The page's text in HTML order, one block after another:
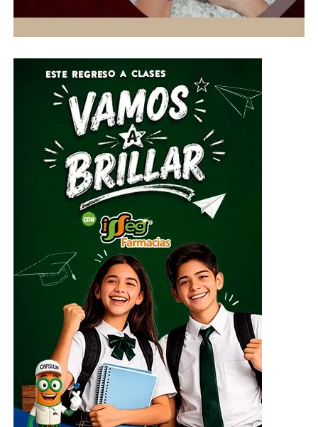
que los ciudadanos deben conceder a estas especies y
ADVERTISEMENT
Urge un cambio de actitud que conceda la riqueza y
economía encerrada en las políticas conservadoras del
patrimonio ecológico y ambiental, como lo son los
extraordinarios mezquites que caracterizan las
arboledas y cañadas de las comunidades que poco a poco
son arrasadas por la urbanización.